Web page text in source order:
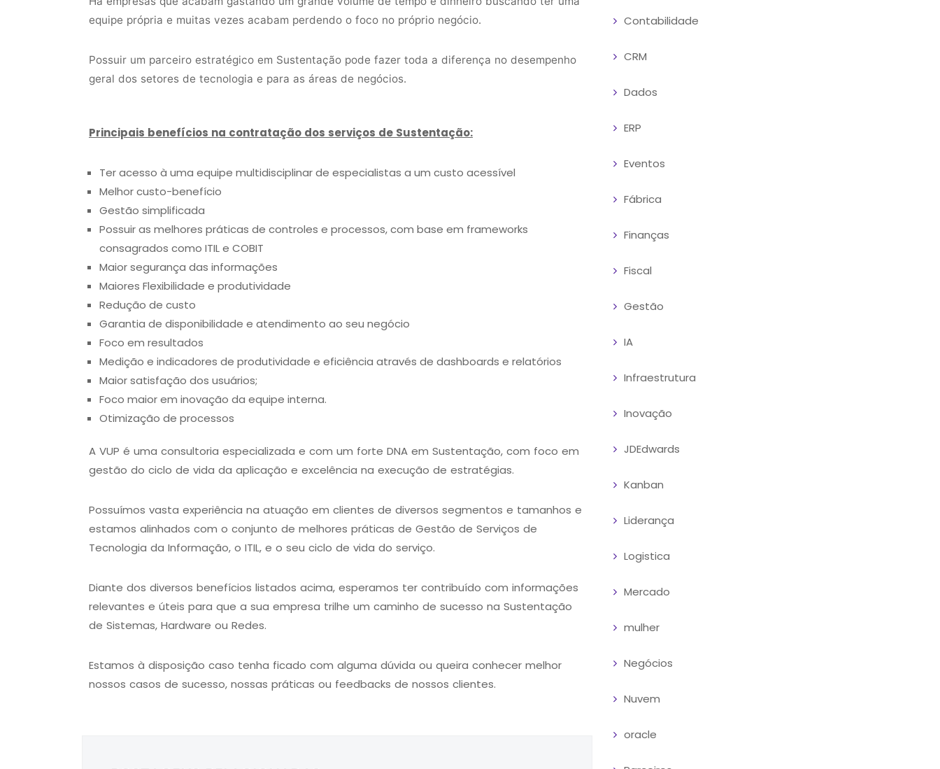
equipe própria e muitas vezes acabam perdendo o foco no próprio negócio.
Possuir um parceiro estratégico em Sustentação pode fazer toda a diferença no desempenho
geral dos setores de tecnologia e para as áreas de negócios.
Principais benefícios na contratação dos serviços de Sustentação:
Ter acesso à uma equipe multidisciplinar de especialistas a um custo acessível
Melhor custo-benefício
Gestão simplificada
Possuir as melhores práticas de controles e processos, com base em frameworks
consagrados como ITIL e COBIT
Maior segurança das informações
Maiores Flexibilidade e produtividade
Redução de custo
Garantia de disponibilidade e atendimento ao seu negócio
Foco em resultados
Medição e indicadores de produtividade e eficiência através de dashboards e relatórios
Maior satisfação dos usuários;
Foco maior em inovação da equipe interna.
Otimização de processos
A VUP é uma consultoria especializada e com um forte DNA em Sustentação, com foco em
gestão do ciclo de vida da aplicação e excelência na execução de estratégias.
Possuímos vasta experiência na atuação em clientes de diversos segmentos e tamanhos e
estamos alinhados com o conjunto de melhores práticas de Gestão de Serviços de
Tecnologia da Informação, o ITIL, e o seu ciclo de vida do serviço.
Diante dos diversos benefícios listados acima, esperamos ter contribuído com informações
relevantes e úteis para que a sua empresa trilhe um caminho de sucesso na Sustentação
de Sistemas, Hardware ou Redes.
Estamos à disposição caso tenha ficado com alguma dúvida ou queira conhecer melhor
nossos casos de sucesso, nossas práticas ou feedbacks de nossos clientes.
Contabilidade
CRM
Dados
ERP
Eventos
Fábrica
Finanças
Fiscal
Gestão
IA
Infraestrutura
Inovação
JDEdwards
Kanban
Liderança
Logistica
Mercado
mulher
Negócios
Nuvem
oracle